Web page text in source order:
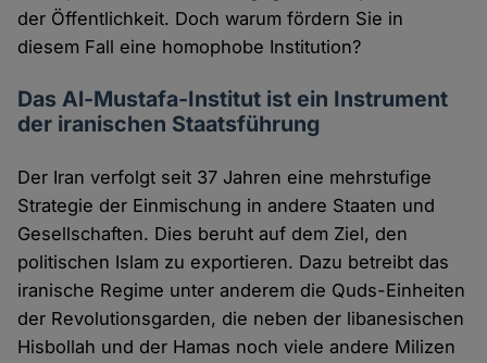
der Öffentlichkeit. Doch warum fördern Sie in
diesem Fall eine homophobe Institution?
Das Al-Mustafa-Institut ist ein Instrument
der iranischen Staatsführung
Der Iran verfolgt seit 37 Jahren eine mehrstufige
Strategie der Einmischung in andere Staaten und
Gesellschaften. Dies beruht auf dem Ziel, den
politischen Islam zu exportieren. Dazu betreibt das
iranische Regime unter anderem die Quds-Einheiten
der Revolutionsgarden, die neben der libanesischen
Hisbollah und der Hamas noch viele andere Milizen